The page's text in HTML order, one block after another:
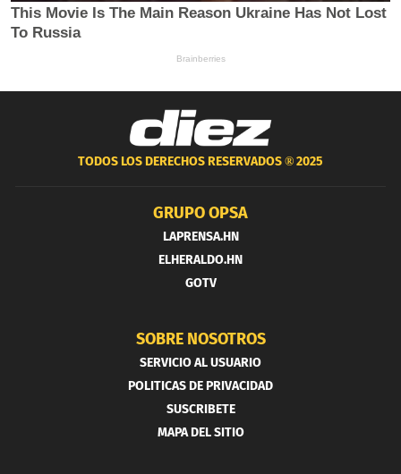
TODOS LOS DERECHOS RESERVADOS ®2025
GRUPO OPSA
LAPRENSA.HN
ELHERALDO.HN
GOTV
SOBRE NOSOTROS
SERVICIO AL USUARIO
POLITICAS DE PRIVACIDAD
SUSCRIBETE
MAPA DEL SITIO